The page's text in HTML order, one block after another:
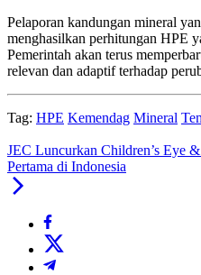
Pelaporan kandungan mineral
menghasilkan perhitungan HPE
Pemerintah akan terus
relevan dan adaptif terhadap
Tag: HPE Kemendag Mineral
JEC Luncurkan Children’s Eye
Pertama di Indonesia